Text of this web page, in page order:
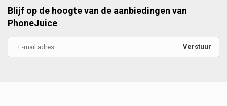
Blijf op de hoogte van de aanbiedingen van
PhoneJuice
Verstuur